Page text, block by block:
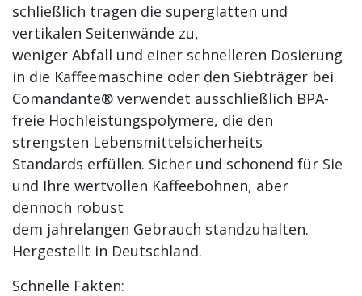
schließlich tragen die superglatten und
vertikalen Seitenwände zu,
weniger Abfall und einer schnelleren Dosierung
in die Kaffeemaschine oder den Siebträger bei.
Comandante® verwendet ausschließlich BPA-
freie Hochleistungspolymere, die den
strengsten Lebensmittelsicherheits
Standards erfüllen. Sicher und schonend für Sie
und Ihre wertvollen Kaffeebohnen, aber
dennoch robust
dem jahrelangen Gebrauch standzuhalten.
Hergestellt in Deutschland.
Schnelle Fakten: